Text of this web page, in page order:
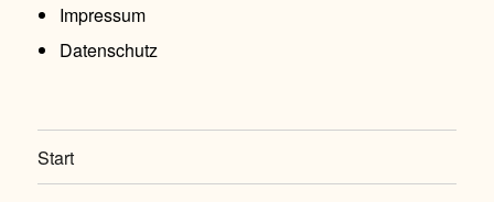
Impressum
Datenschutz
Start